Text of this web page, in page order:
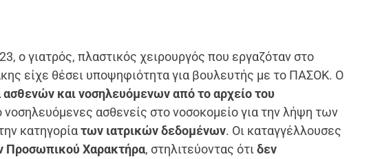
ο γιατρός, πλαστικός χειρουργός που εργαζόταν στο
είχε θέσει υποψηφιότητα για βουλευτής με το ΠΑΣΟΚ. Ο
ασθενών και νοσηλευόμενων από το αρχείο του
νοσηλευόμενες ασθενείς στο νοσοκομείο για την λήψη των
κατηγορίατων ιατρικών δεδομένων. Οι καταγγέλλουσες
Προσωπικού Χαρακτήρα, στηλιτεύοντας ότιδεν